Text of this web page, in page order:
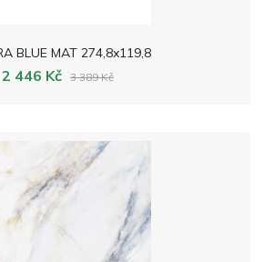
BLUE MAT 274,8x119,8
2 446 Kč 3 389 Kč